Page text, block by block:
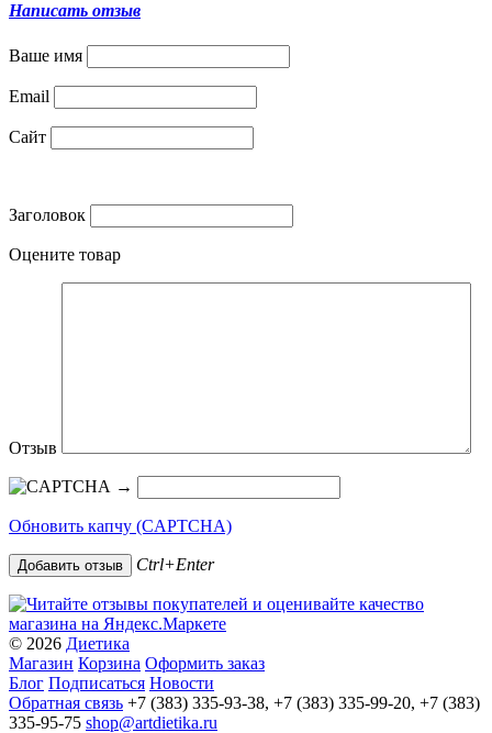
Написать отзыв
Ваше имя
Email
Сайт
Заголовок
Оцените товар
Отзыв
→
Обновить капчу (CAPTCHA)
Ctrl+Enter
© 2026 Диетика
Магазин Корзина Оформить заказ
Блог Подписаться Новости
Обратная связь +7 (383) 335-93-38, +7 (383) 335-99-20, +7 (383)
335-95-75 shop@artdietika.ru